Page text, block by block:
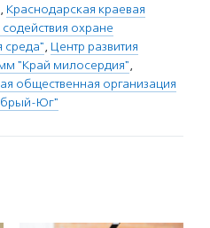
, Краснодарская краевая
охране
среда", Центр развития
"Край милосердия",
общественная организация
Юг"